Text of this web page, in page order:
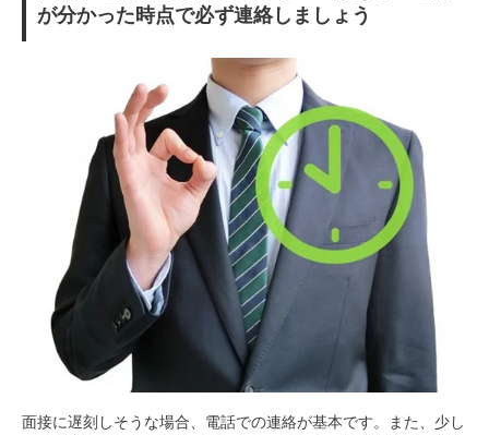
が分かった時点で必ず連絡しましょう
面接に遅刻しそうな場合、電話での連絡が基本です。また、少し